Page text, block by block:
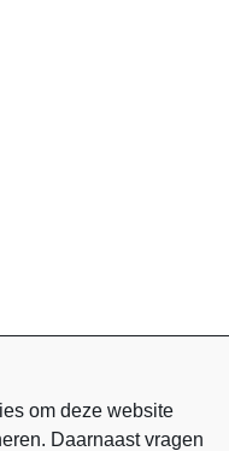
om deze website
Daarnaast vragen